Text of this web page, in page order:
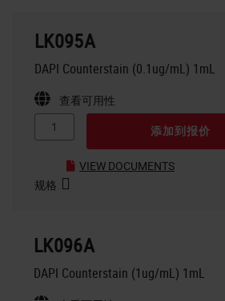
LK095A
DAPI Counterstain (0.1ug/mL) 1mL
查看可用性
添加到报价
VIEW DOCUMENTS
规格
LK096A
DAPI Counterstain (1ug/mL) 1mL